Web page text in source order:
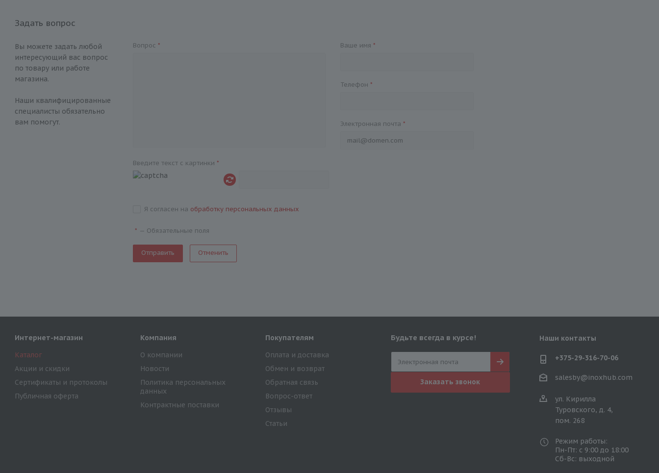
Задать вопрос
Вы можете задать любой
интересующий вас вопрос
по товару или работе
магазина.
Наши квалифицированные
специалисты обязательно
вам помогут.
Вопрос* Ваше имя *
Телефон *
Электронная почта *
Введите текст с картинки*
Я согласен на обработку персональных данных
* — Обязательные поля
Отменить
Интернет-магазин
Каталог
Акции и скидки
Сертификаты и протоколы
Публичная оферта
Компания
О компании
Новости
Политика персональных
данных
Контрактные поставки
Покупателям
Оплата и доставка
Обмен и возврат
Обратная связь
Вопрос-ответ
Отзывы
Статьи
Будьте всегда в курсе!
Заказать звонок
Наши контакты
+375-29-316-70-06
salesby@inoxhub.com
ул. Кирилла
Туровского, д. 4,
пом. 268
Режим работы:
Пн-Пт: с 9:00 до 18:00
Сб-Вс: выходной